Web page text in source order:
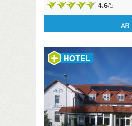
4.6/5
AB